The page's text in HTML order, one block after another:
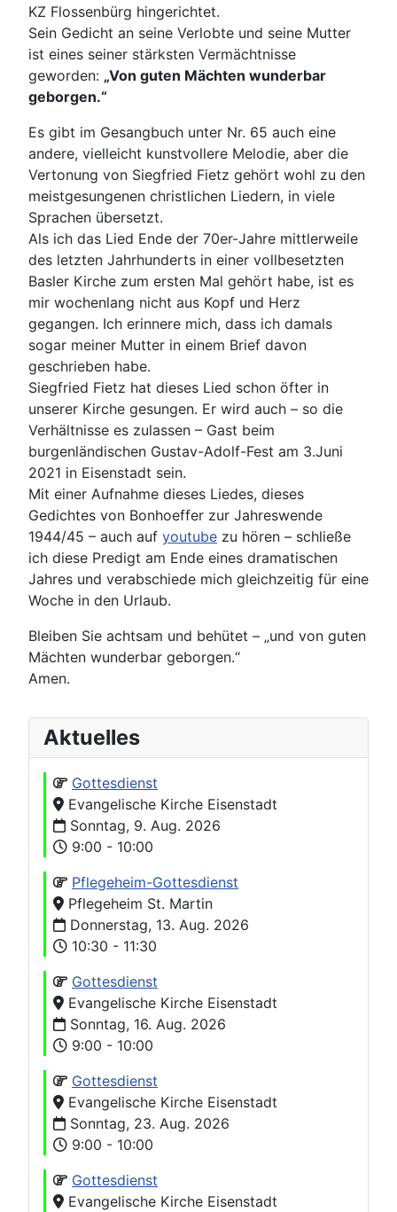
KZ Flossenbürg hingerichtet.
Sein Gedicht an seine Verlobte und seine Mutter
ist eines seiner stärksten Vermächtnisse
geworden: „Von guten Mächten wunderbar
geborgen.“
Es gibt im Gesangbuch unter Nr. 65 auch eine
andere, vielleicht kunstvollere Melodie, aber die
Vertonung von Siegfried Fietz gehört wohl zu den
meistgesungenen christlichen Liedern, in viele
Sprachen übersetzt.
Als ich das Lied Ende der 70er-Jahre mittlerweile
des letzten Jahrhunderts in einer vollbesetzten
Basler Kirche zum ersten Mal gehört habe, ist es
mir wochenlang nicht aus Kopf und Herz
gegangen. Ich erinnere mich, dass ich damals
sogar meiner Mutter in einem Brief davon
geschrieben habe.
Siegfried Fietz hat dieses Lied schon öfter in
unserer Kirche gesungen. Er wird auch – so die
Verhältnisse es zulassen – Gast beim
burgenländischen Gustav-Adolf-Fest am 3.Juni
2021 in Eisenstadt sein.
Mit einer Aufnahme dieses Liedes, dieses
Gedichtes von Bonhoeffer zur Jahreswende
1944/45 – auch auf youtube zu hören – schließe
ich diese Predigt am Ende eines dramatischen
Jahres und verabschiede mich gleichzeitig für eine
Woche in den Urlaub.
Bleiben Sie achtsam und behütet – „und von guten
Mächten wunderbar geborgen.“
Amen.
Aktuelles
Gottesdienst
Evangelische Kirche Eisenstadt
Sonntag, 9. Aug. 2026
9:00 - 10:00
Pflegeheim-Gottesdienst
Pflegeheim St. Martin
Donnerstag, 13. Aug. 2026
10:30 - 11:30
Gottesdienst
Evangelische Kirche Eisenstadt
Sonntag, 16. Aug. 2026
9:00 - 10:00
Gottesdienst
Evangelische Kirche Eisenstadt
Sonntag, 23. Aug. 2026
9:00 - 10:00
Gottesdienst
Evangelische Kirche Eisenstadt